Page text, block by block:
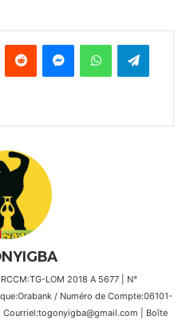
Reddit MessengerWhatsAppTelegram
LOM 2018 A 5677 | N°
/ Numéro de Compte:06101-
| Boîte